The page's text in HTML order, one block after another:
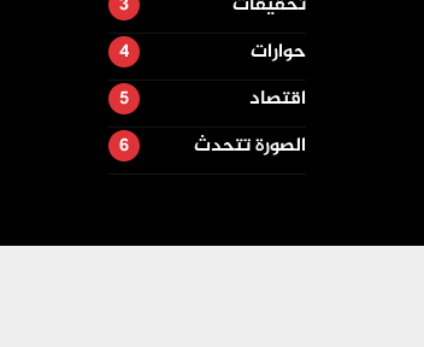
حوارات
اقتصاد
الصورة تتحدث